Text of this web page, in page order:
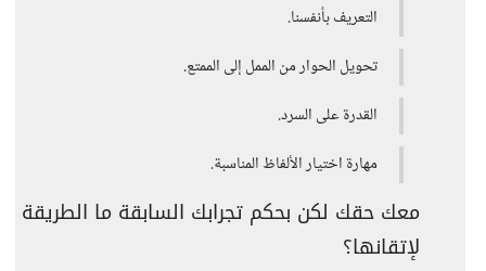
التعريف بأنفسنا.
تحويل الحوار من الممل إلى الممتع.
القدرة على السرد.
مهارة اختيار الألفاظ المناسبة.
معك حقك لكن بحكم تجرابك السابقة ما الطريقة
لإتقانها؟